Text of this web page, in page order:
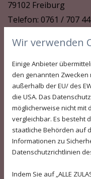
79102 Freiburg
Telefon: 0761 / 707
Telefon (AB)
E-Mail:
Wir verwenden
Einige Anbieter
den genannten Zwecken
außerhalb der EU/ des
die USA. Das
möglicherweise nicht mit
vergleichbar. Es besteht
staatliche Behörden auf
Informationen zu
Datenschutzrichtlinien
Indem Sie auf „ALLE